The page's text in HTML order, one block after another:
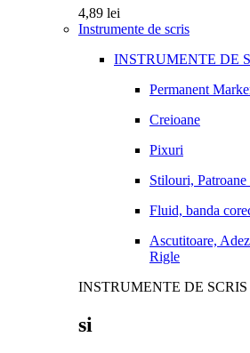
4,89 lei
Instrumente de scris
INSTRUMENTE DE
Permanent
Creioane
Pixuri
Stilouri,
Fluid, banda
Ascutitoare,
Rigle
INSTRUMENTE DE SCRIS
si